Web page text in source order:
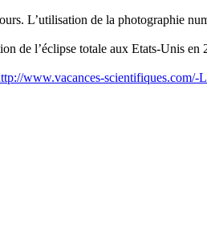
L’utilisation de la photographie
de l’éclipse totale aux Etats-Unis
www.vacances-scientifiques.com/-